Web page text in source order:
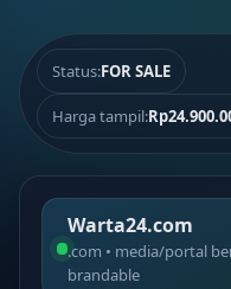
Status:FOR SALE
Harga tampil:
Warta24.com
.com • media/portal
brandable